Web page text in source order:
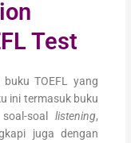
Test
TOEFL yang
ini termasuk buku
soal listening,
juga dengan